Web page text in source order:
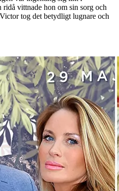
vittnade hon om sin sorg och
tog det betydligt lugnare och